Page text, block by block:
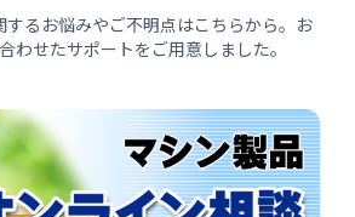
るお悩みやご不明点はこちらから。お
わせたサポートをご用意しました。